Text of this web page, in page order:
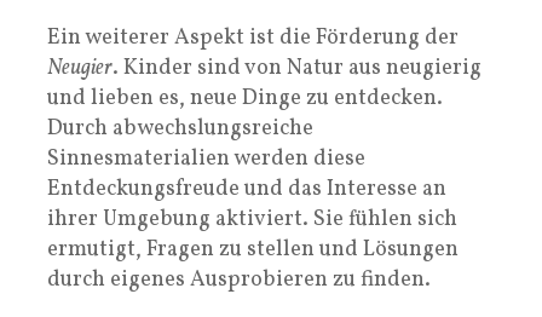
Ein weiterer Aspekt ist die Förderung der
Neugier. Kinder sind von Natur aus neugierig
und lieben es, neue Dinge zu entdecken.
Durch abwechslungsreiche
Sinnesmaterialien werden diese
Entdeckungsfreude und das Interesse an
ihrer Umgebung aktiviert. Sie fühlen sich
ermutigt, Fragen zu stellen und Lösungen
durch eigenes Ausprobieren zu finden.